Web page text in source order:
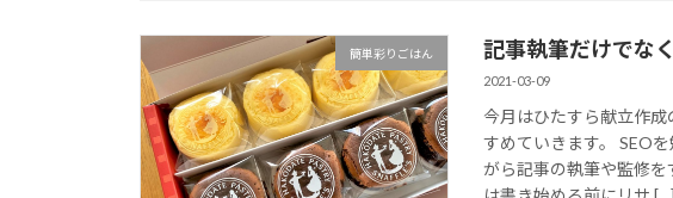
簡単彩りごはん 記事執筆だけでな
2021-03-09
今月はひたすら献立作
すめていきます。 SEO
がら記事の執筆や監修